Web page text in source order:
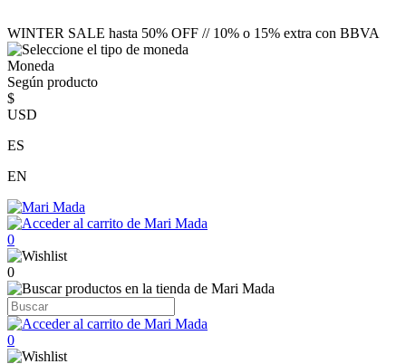
WINTER SALE hasta 50% OFF // 10% o 15% extra con BBVA
Moneda
Según producto
$
USD
ES
EN
0
0
0